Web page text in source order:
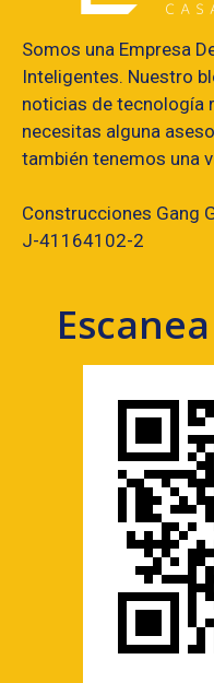
Somos una Empresa
Inteligentes. Nuestro
noticias de tecnología
necesitas alguna
también tenemos una
Construcciones Gang
J-41164102-2